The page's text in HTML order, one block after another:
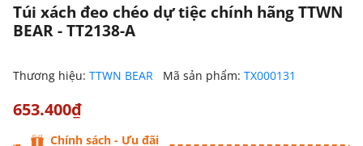
Túi xách đeo chéo dự tiệc chính hãng TTWN
BEAR - TT2138-A
Thương hiệu: TTWN BEAR Mã sản phẩm: TX000131
653.400₫
Chính sách - Ưu đãi